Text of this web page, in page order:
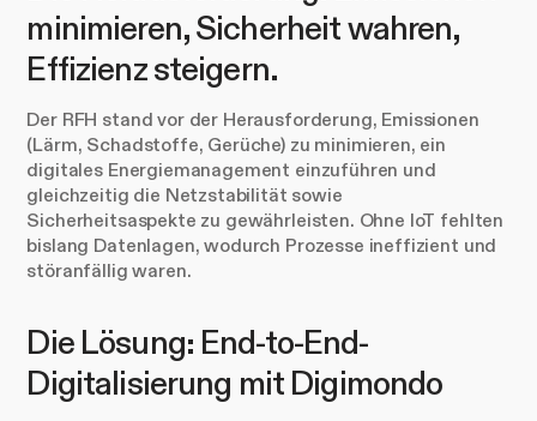
minimieren, Sicherheit wahren,
Effizienz steigern.
Der RFH stand vor der Herausforderung, Emissionen
(Lärm, Schadstoffe, Gerüche) zu minimieren, ein
digitales Energiemanagement einzuführen und
gleichzeitig die Netzstabilität sowie
Sicherheitsaspekte zu gewährleisten. Ohne IoT fehlten
bislang Datenlagen, wodurch Prozesse ineffizient und
störanfällig waren.
Die Lösung: End-to-End-
Digitalisierung mit Digimondo